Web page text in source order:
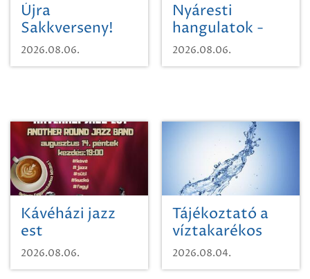
Újra
Sakkverseny!
2026.08.06.
Nyáresti
hangulatok -
Mágnás Miska
2026.08.06.
Kávéházi jazz
est
2026.08.06.
Tájékoztató a
víztakarékos
vízhasználatról
2026.08.04.